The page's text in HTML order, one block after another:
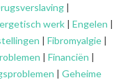
|
werk | Engelen |
| Fibromyalgie |
| Financiën |
| Geheime